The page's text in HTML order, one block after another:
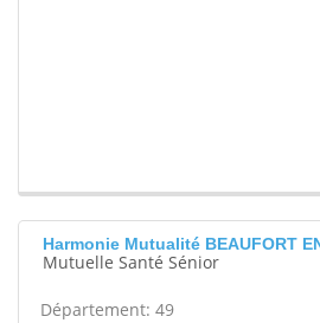
Harmonie Mutualité BEAUFORT
Mutuelle Santé Sénior
Département: 49